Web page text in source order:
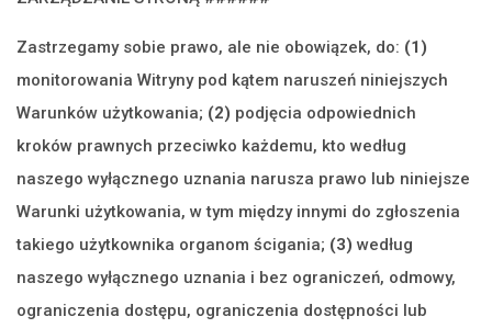
Zastrzegamy sobie prawo, ale nie obowiązek, do: (1)
monitorowania Witryny pod kątem naruszeń niniejszych
Warunków użytkowania; (2) podjęcia odpowiednich
kroków prawnych przeciwko każdemu, kto według
naszego wyłącznego uznania narusza prawo lub niniejsze
Warunki użytkowania, w tym między innymi do zgłoszenia
takiego użytkownika organom ścigania; (3) według
naszego wyłącznego uznania i bez ograniczeń, odmowy,
ograniczenia dostępu, ograniczenia dostępności lub